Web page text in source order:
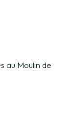
au Moulin de